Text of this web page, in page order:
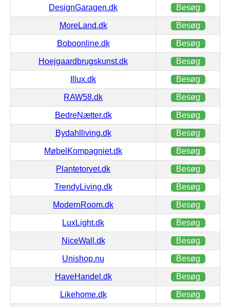
DesignGaragen.dk Besøg
MoreLand.dk Besøg
Boboonline.dk Besøg
Hoejgaardbrugskunst.dk Besøg
Illux.dk Besøg
RAW58.dk Besøg
BedreNætter.dk Besøg
Bydahlliving.dk Besøg
MøbelKompagniet.dk Besøg
Plantetorvet.dk Besøg
TrendyLiving.dk Besøg
ModernRoom.dk Besøg
LuxLight.dk Besøg
NiceWall.dk Besøg
Unishop.nu Besøg
HaveHandel.dk Besøg
Likehome.dk Besøg